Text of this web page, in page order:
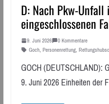
D: Nach Pkw-Unfall
eingeschlossenen
9. Juni 2026
0 Kommentare
Goch, Personenrettung,
GOCH (DEUTSCHLAND):
9. Juni 2026 Einheiten der